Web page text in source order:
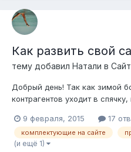
Как развить свой
тему добавил Нaтали в
Добрый день! Так как зимой
контрагентов уходит в
доработать свой сайт. Опыта
нет, поэтому от меня
на интересные идеи, го...
9 февраля, 2015 17
комплектующие на сайте
(и ещё 1)